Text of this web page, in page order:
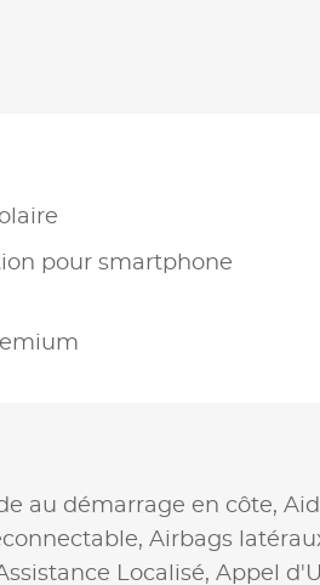
pour smartphone
au démarrage en côte,
Airbags
Localisé, Appel